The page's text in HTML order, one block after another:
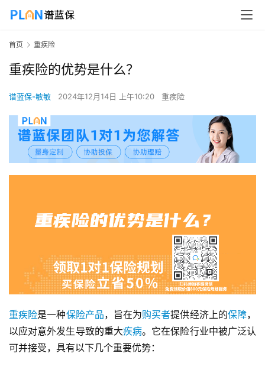
首页 重疾险
重疾险的优势是什么？
谱蓝保-敏敏 2024年12月14日 上午10:20 重疾险
重疾险是一种保险产品，旨在为购买者提供经济上的保障，
以应对意外发生导致的重大疾病。它在保险行业中被广泛认
可并接受，具有以下几个重要优势：